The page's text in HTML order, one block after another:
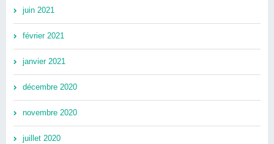
juin 2021
février 2021
janvier 2021
décembre 2020
novembre 2020
juillet 2020